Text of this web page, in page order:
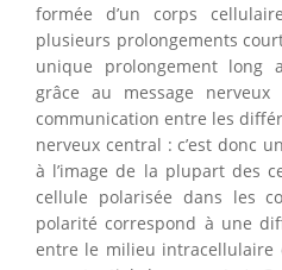
formée d’un corps
plusieurs prolongements
unique prolongement long
grâce au message
communication entre les
nerveux central : c’est donc
à l’image de la plupart des
cellule polarisée dans les
polarité correspond à une
entre le milieu intracellulaire